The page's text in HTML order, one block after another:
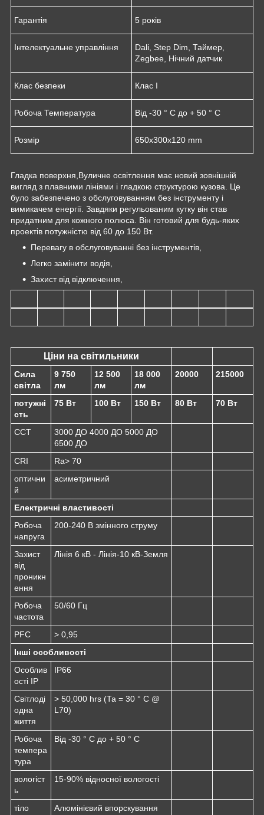
Гарантія 5 років
Інтелектуальне управління
Dali, Step Dim, Таймер,
Zegbee, Нічний датчик
Клас безпеки Клас I
Робоча Температура Від -30 ° C до + 50 ° C
Розмір 650x300x120 mm
Гладка поверхня,Вуличне освітлення має новий зовнішній
вигляд з плавними лініями і гладкою структурою кузова. Це
було забезпечено з обслуговуванням без інструменту і
вимикачем енергії. Завдяки регульованим кутку він став
придатним для кожного полюса. Він готовий для будь-яких
проектів потужністю від 60 до 150 Вт.
Перевагу в обслуговуванні без інструментів,
Легко замінити водія,
Захист від відключення,
Ціни на світильники
Сила
світла
9 750
лм
12 500
лм
18 000
лм
20000 215000
потужні
сть
75 Вт 100 Вт 150 Вт 80 Вт 70 Вт
CCT
3000 ДО 4000 ДО 5000 ДО
6500 ДО
CRI
Ra> 70
оптични
й
асиметричний
Електричні властивості
Робоча
напруга
200-240 В змінного струму
Захист
від
проникн
ення
Лінія 6 кВ - Лінія-10 кВ-Земля
Робоча
частота
50/60 Гц
PFC
> 0,95
Інші особливості
Особлив
ості IP
IP66
Світлоді
одна
життя
> 50,000 hrs (Та = 30 ° С @
L70)
Робоча
темпера
тура
Від -30 ° C до + 50 ° C
вологіст
ь
15-90% відносної вологості
тіло Алюмінієвий впорскування